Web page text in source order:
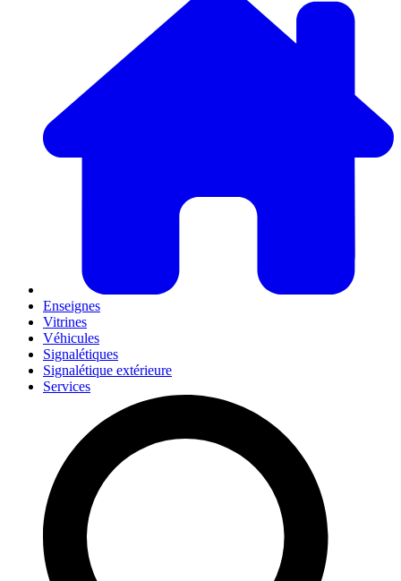
Enseignes
Vitrines
Véhicules
Signalétiques
Signalétique extérieure
Services